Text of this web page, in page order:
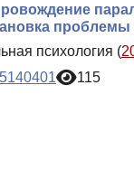
проблемы
психология (
115